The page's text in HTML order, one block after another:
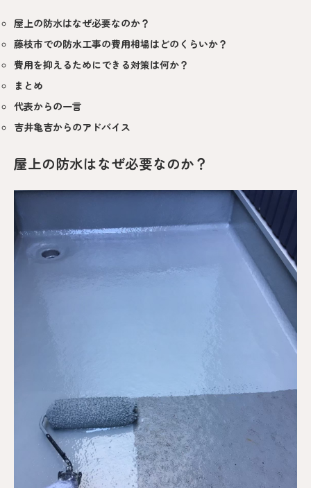
屋上の防水はなぜ必要なのか？
藤枝市での防水工事の費用相場はどのくらいか？
費用を抑えるためにできる対策は何か？
まとめ
代表からの一言
吉井亀吉からのアドバイス
屋上の防水はなぜ必要なのか？